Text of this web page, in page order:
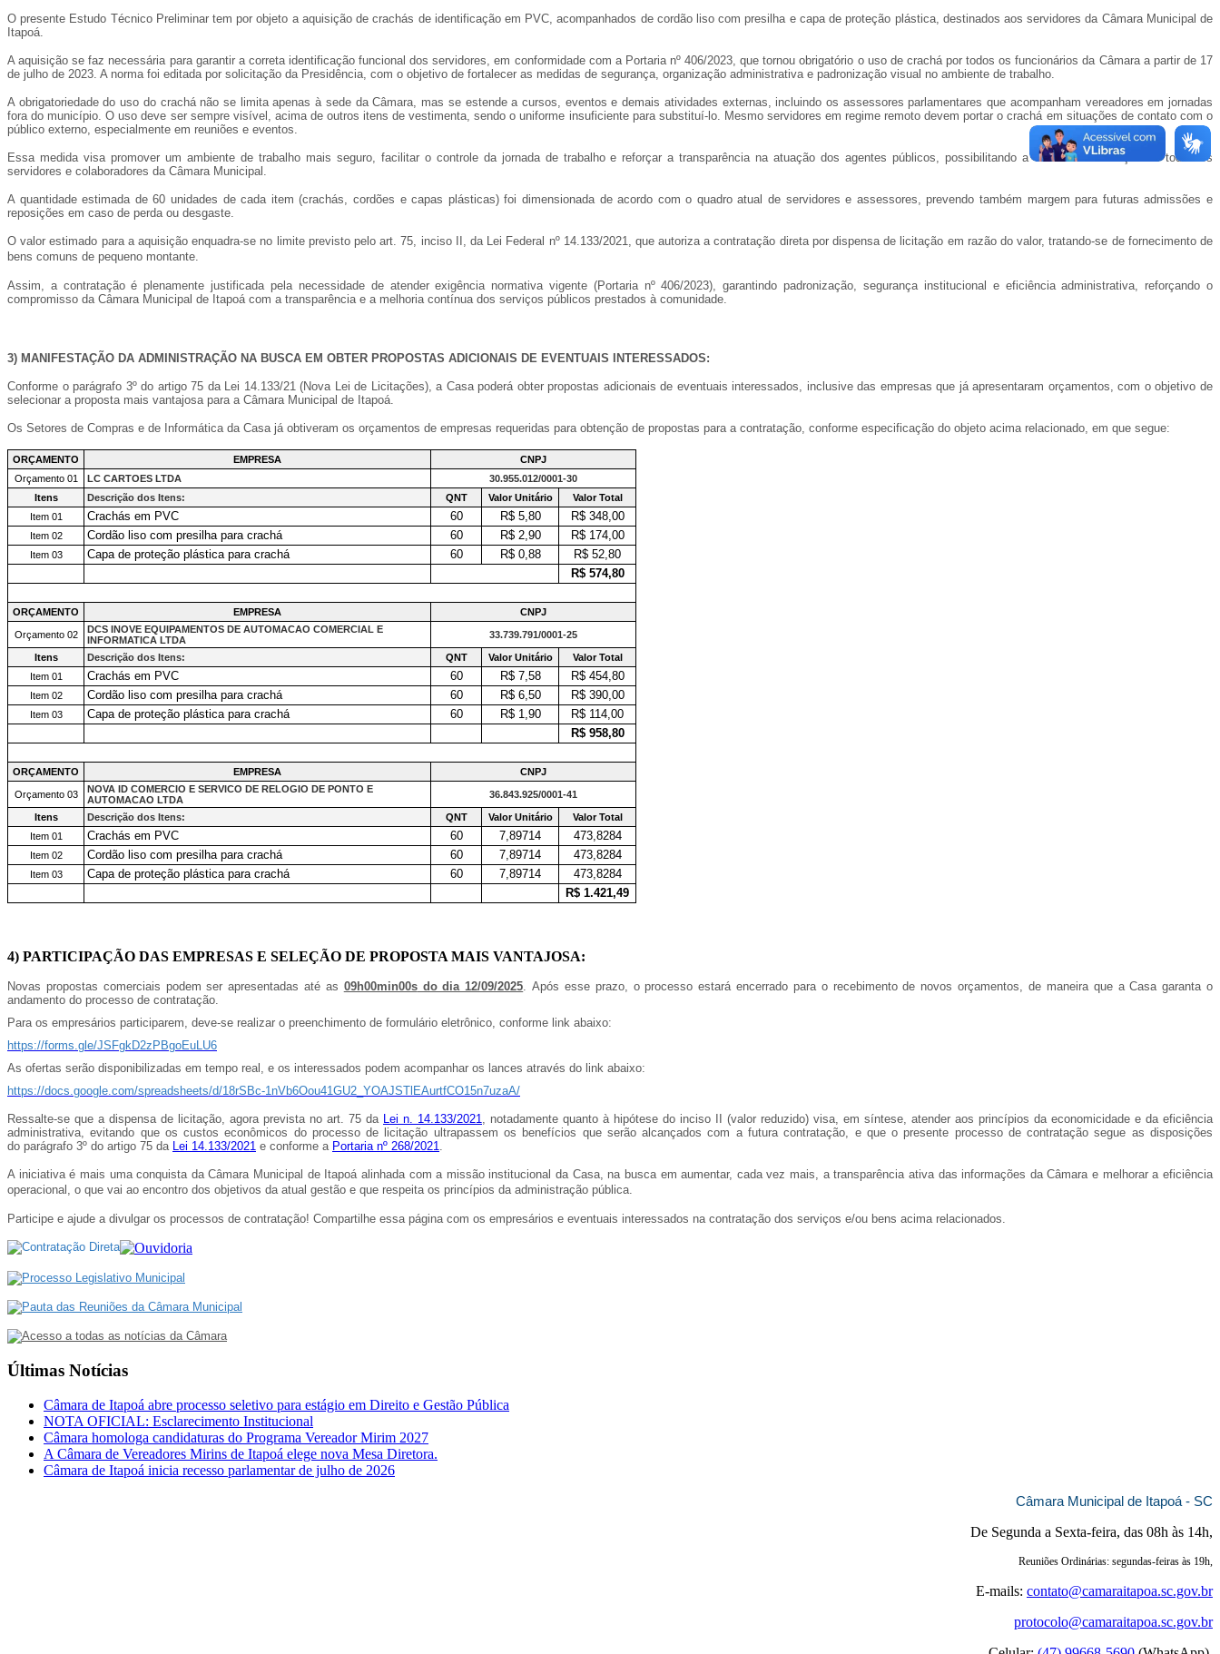
O presente Estudo Técnico Preliminar tem por objeto a aquisição de crachás de identificação em PVC, acompanhados de cordão liso com presilha e capa de proteção plástica, destinados aos servidores da Câmara Municipal de
Itapoá.
A aquisição se faz necessária para garantir a correta identificação funcional dos servidores, em conformidade com a Portaria nº 406/2023, que tornou obrigatório o uso de crachá por todos os funcionários da Câmara a partir de 17
de julho de 2023. A norma foi editada por solicitação da Presidência, com o objetivo de fortalecer as medidas de segurança, organização administrativa e padronização visual no ambiente de trabalho.
A obrigatoriedade do uso do crachá não se limita apenas à sede da Câmara, mas se estende a cursos, eventos e demais atividades externas, incluindo os assessores parlamentares que acompanham vereadores em jornadas
fora do município. O uso deve ser sempre visível, acima de outros itens de vestimenta, sendo o uniforme insuficiente para substituí-lo. Mesmo servidores em regime remoto devem portar o crachá em situações de contato com o
público externo, especialmente em reuniões e eventos.
Essa medida visa promover um ambiente de trabalho mais seguro, facilitar o controle da jornada de trabalho e reforçar a transparência na atuação dos agentes públicos, possibilitando a correta identificação de todos os
servidores e colaboradores da Câmara Municipal.
A quantidade estimada de 60 unidades de cada item (crachás, cordões e capas plásticas) foi dimensionada de acordo com o quadro atual de servidores e assessores, prevendo também margem para futuras admissões e
reposições em caso de perda ou desgaste.
O valor estimado para a aquisição enquadra-se no limite previsto pelo art. 75, inciso II, da Lei Federal nº 14.133/2021, que autoriza a contratação direta por dispensa de licitação em razão do valor, tratando-se de fornecimento de
bens comuns de pequeno montante.
Assim, a contratação é plenamente justificada pela necessidade de atender exigência normativa vigente (Portaria nº 406/2023), garantindo padronização, segurança institucional e eficiência administrativa, reforçando o
compromisso da Câmara Municipal de Itapoá com a transparência e a melhoria contínua dos serviços públicos prestados à comunidade.
3) MANIFESTAÇÃO DA ADMINISTRAÇÃO NA BUSCA EM OBTER PROPOSTAS ADICIONAIS DE EVENTUAIS INTERESSADOS:
Conforme o parágrafo 3º do artigo 75 da Lei 14.133/21 (Nova Lei de Licitações), a Casa poderá obter propostas adicionais de eventuais interessados, inclusive das empresas que já apresentaram orçamentos, com o objetivo de
selecionar a proposta mais vantajosa para a Câmara Municipal de Itapoá.
Os Setores de Compras e de Informática da Casa já obtiveram os orçamentos de empresas requeridas para obtenção de propostas para a contratação, conforme especificação do objeto acima relacionado, em que segue:
ORÇAMENTO EMPRESA
CNPJ
Orçamento 01
LC CARTOES LTDA
30.955.012/0001-30
Itens
Descrição dos Itens: QNT Valor Unitário
Valor Total
Item 01
Crachás em PVC 60 R$ 5,80 R$ 348,00
Item 02 Cordão liso com presilha para crachá 60 R$ 2,90 R$ 174,00
Item 03 Capa de proteção plástica para crachá 60 R$ 0,88
R$ 52,80
R$ 574,80
ORÇAMENTO EMPRESA CNPJ
Orçamento 02
DCS INOVE EQUIPAMENTOS DE AUTOMACAO COMERCIAL E
INFORMATICA LTDA
33.739.791/0001-25
Itens Descrição dos Itens: QNT Valor Unitário
Valor Total
Item 01
Crachás em PVC 60 R$ 7,58 R$ 454,80
Item 02 Cordão liso com presilha para crachá 60 R$ 6,50 R$ 390,00
Item 03 Capa de proteção plástica para crachá 60 R$ 1,90
R$ 114,00
R$ 958,80
ORÇAMENTO EMPRESA CNPJ
Orçamento 03
NOVA ID COMERCIO E SERVICO DE RELOGIO DE PONTO E
AUTOMACAO LTDA
36.843.925/0001-41
Itens Descrição dos Itens: QNT Valor Unitário
Valor Total
Item 01
Crachás em PVC 60 7,89714 473,8284
Item 02 Cordão liso com presilha para crachá 60 7,89714 473,8284
Item 03 Capa de proteção plástica para crachá 60 7,89714
473,8284
R$ 1.421,49
4) PARTICIPAÇÃO DAS EMPRESAS E SELEÇÃO DE PROPOSTA MAIS VANTAJOSA:
Novas propostas comerciais podem ser apresentadas até as 09h00min00sdo dia 12/09/2025 . Após esse prazo, o processo estará encerrado para o recebimento de novos orçamentos, de maneira que a Casa garanta o
andamento do processo de contratação.
Para os empresários participarem, deve-se realizar o preenchimento de formulário eletrônico, conforme link abaixo:
https://forms.gle/JSFgkD2zPBgoEuLU6
As ofertas serão disponibilizadas em tempo real, e os interessados podem acompanhar os lances através do link abaixo:
https://docs.google.com/spreadsheets/d/18rSBc-1nVb6Oou41GU2_YOAJSTlEAurtfCO15n7uzaA/
Ressalte-se que a dispensa de licitação, agora prevista no art. 75 da Lei n. 14.133/2021
, notadamente quanto à hipótese do inciso II (valor reduzido) visa, em síntese, atender aos princípios da economicidade e da eficiência
administrativa, evitando que os custos econômicos do processo de licitação ultrapassem os benefícios que serão alcançados com a futura contratação, e que o presente processo de contratação segue as disposições
do parágrafo 3º do artigo 75 da Lei 14.133/2021 e conforme a Portaria nº 268/2021
A iniciativa é mais uma conquista da Câmara Municipal de Itapoá alinhada com a missão institucional da Casa, na busca em aumentar, cada vez mais, a transparência ativa das informações da Câmara e melhorar a eficiência
operacional, o que vai ao encontro dos objetivos da atual gestão e que respeita os princípios da administração pública.
Participe e ajude a divulgar os processos de contratação! Compartilhe essa página com os empresários e eventuais interessados na contratação dos serviços e/ou bens acima relacionados.
Últimas Notícias
Câmara de Itapoá abre processo seletivo para estágio em Direito e Gestão Pública
NOTA OFICIAL: Esclarecimento Institucional
Câmara homologa candidaturas do Programa Vereador Mirim 2027
A Câmara de Vereadores Mirins de Itapoá elege nova Mesa Diretora.
Câmara de Itapoá inicia recesso parlamentar de julho de 2026
Câmara Municipal de Itapoá - SC
De Segunda a Sexta-feira, das 08h às 14h,
Reuniões Ordinárias: segundas-feiras às 19h,
E-mails: contato@camaraitapoa.sc.gov.br
protocolo@camaraitapoa.sc.gov.br